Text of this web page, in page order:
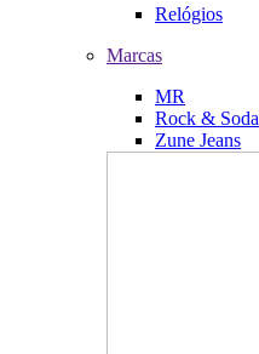
Relógios
Marcas
MR
Rock & Soda
Zune Jeans